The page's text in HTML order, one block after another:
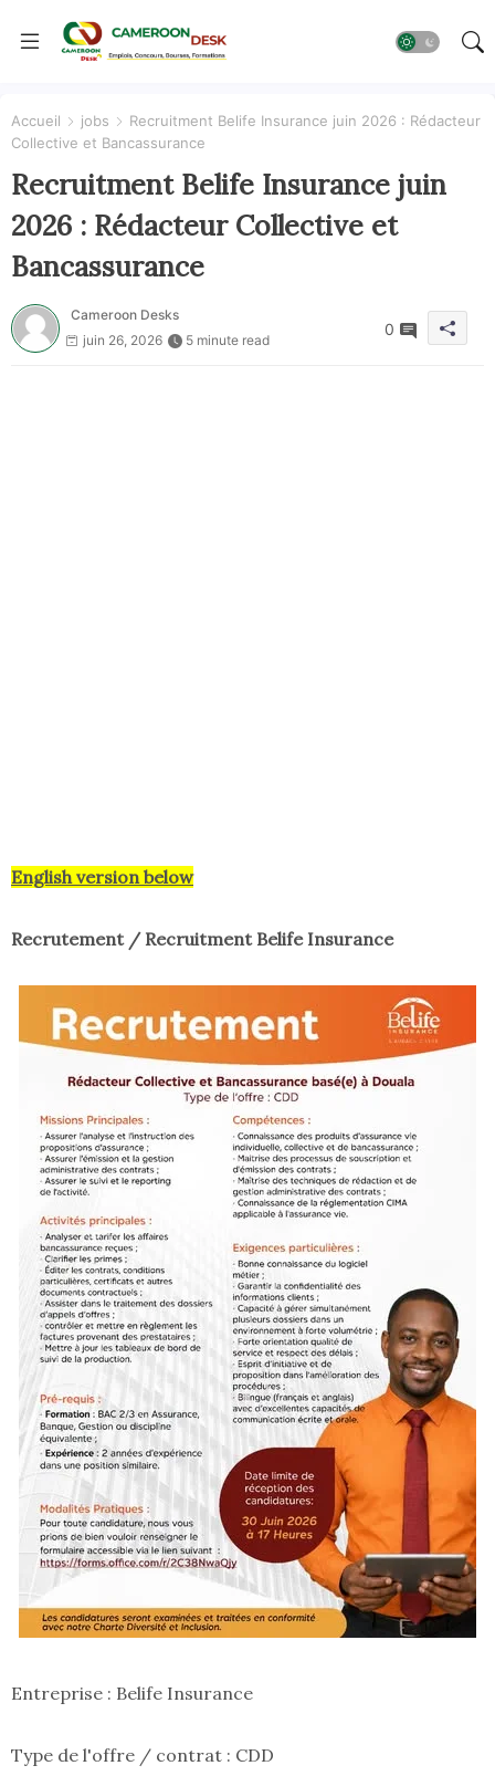
Accueil jobs
Recruitment Belife Insurance juin 2026 : Rédacteur
Collective et Bancassurance
Recruitment Belife Insurance juin
2026 : Rédacteur Collective et
Bancassurance
Cameroon Desks
juin 26, 2026
5 minute read
0
English version below
Recrutement / Recruitment Belife Insurance
Entreprise : Belife Insurance
Type de l'offre / contrat : CDD